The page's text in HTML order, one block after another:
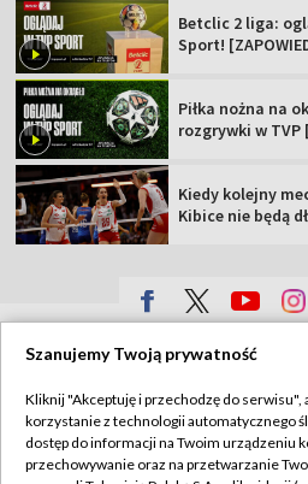
Betclic 2 liga:
Sport!
Piłka nożna na
rozgrywki w TVP
Kiedy kolejny
Kibice nie będą
Sklep
Biuro
Polityka
Moje
Szanujemy Twoją prywatność
Kliknij "Akceptuję i przechodzę do serwisu",
korzystanie z technologii automatycznego
dostęp do informacji na Twoim urządzeniu
przechowywanie oraz na przetwarzanie